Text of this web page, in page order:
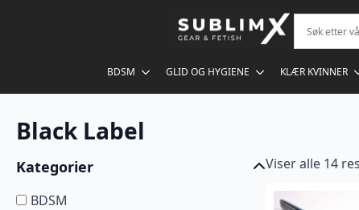
BDSM GLID OG HYGIENE KLÆR KVINNER
Black Label
Kategorier
BDSM
Viser alle 14